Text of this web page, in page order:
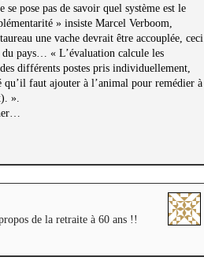
pose pas de savoir quel système est le
» insiste Marcel Verboom,
une vache devrait être accouplée, ceci
du pays… « L’évaluation calcule les
différents postes pris individuellement,
faut ajouter à l’animal pour remédier à
».
de la retraite à 60 ans !!